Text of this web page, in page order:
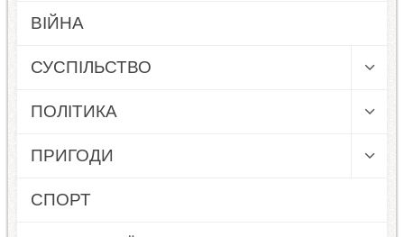
ВІЙНА
СУСПІЛЬСТВО
ПОЛІТИКА
ПРИГОДИ
СПОРТ